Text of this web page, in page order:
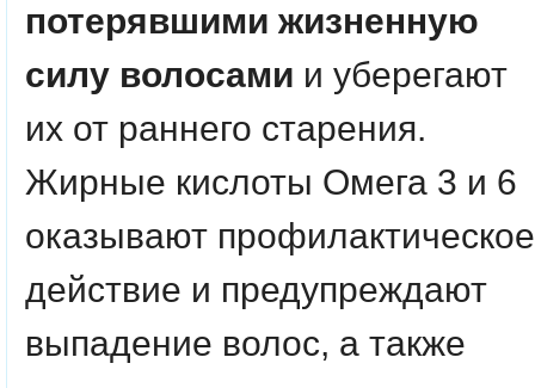
потерявшими жизненную
силу волосами и уберегают
их от раннего старения.
Жирные кислоты Омега 3 и 6
оказывают профилактическое
действие и предупреждают
выпадение волос, а также